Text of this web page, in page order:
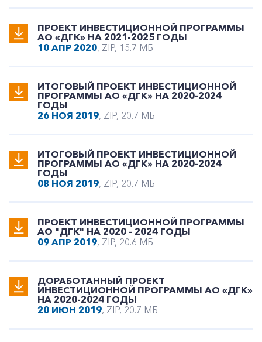
ПРОЕКТ ИНВЕСТИЦИОННОЙ ПРОГРАММЫ
АО «ДГК» НА 2021-2025 ГОДЫ
10 АПР 2020, ZIP, 15.7 МБ
ИТОГОВЫЙ ПРОЕКТ ИНВЕСТИЦИОННОЙ
ПРОГРАММЫ АО «ДГК» НА 2020-2024
ГОДЫ
26 НОЯ 2019, ZIP, 20.7 МБ
ИТОГОВЫЙ ПРОЕКТ ИНВЕСТИЦИОННОЙ
ПРОГРАММЫ АО «ДГК» НА 2020-2024
ГОДЫ
08 НОЯ 2019, ZIP, 20.7 МБ
ПРОЕКТ ИНВЕСТИЦИОННОЙ ПРОГРАММЫ
АО "ДГК" НА 2020 - 2024 ГОДЫ
09 АПР 2019, ZIP, 20.6 МБ
ДОРАБОТАННЫЙ ПРОЕКТ
ИНВЕСТИЦИОННОЙ ПРОГРАММЫ АО «ДГК»
НА 2020-2024 ГОДЫ
20 ИЮН 2019, ZIP, 20.7 МБ